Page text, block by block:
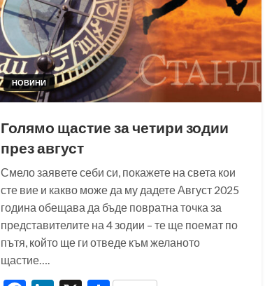
НОВИНИ
Голямо щастие за четири зодии
през август
Смело заявете себи си, покажете на света кои
сте вие и какво може да му дадете Август 2025
година обещава да бъде повратна точка за
представителите на 4 зодии – те ще поемат по
пътя, който ще ги отведе към желаното
щастие….